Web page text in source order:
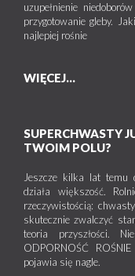
uzupełnienie
przygotowanie gleby.
najlepiej rośnie
WIĘCEJ...
SUPERCHWASTY
TWOIM POLU?
Jeszcze kilka lat temu
działa większość.
rzeczywistością:
skutecznie zwalczyć
teoria przyszłości.
ODPORNOŚĆ
pojawia się nagle.